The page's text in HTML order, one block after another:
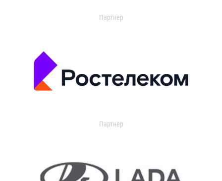
Партнер
Партнер